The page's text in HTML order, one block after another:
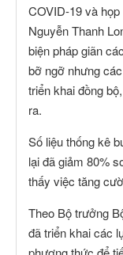
COVID-19 và
Nguyễn Thanh
biện pháp giãn
bỡ ngỡ nhưng
triển khai đồng
ra.
Số liệu thống kê
lại đã giảm 80%
thấy việc tăng
Theo Bộ trưởng
đã triển khai các